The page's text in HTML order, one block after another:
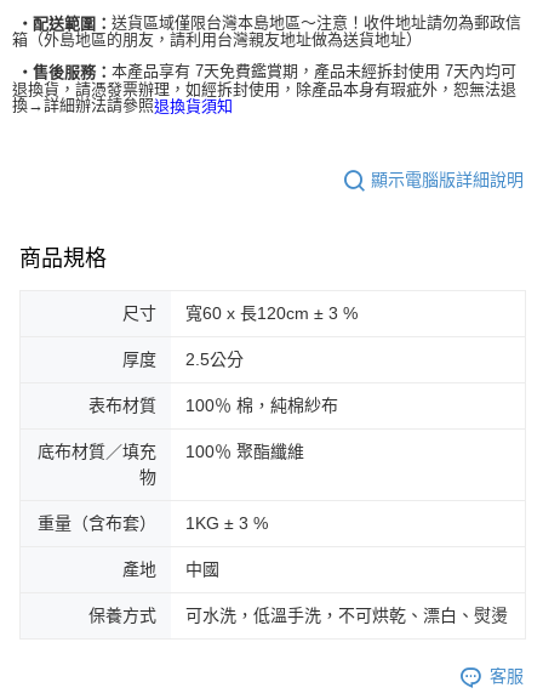
‧配送範圍： 送貨區域僅限台灣本島地區～注意！收件地址請勿為郵政信
箱（外島地區的朋友，請利用台灣親友地址做為送貨地址）
‧售後服務： 本產品享有 7天免費鑑賞期，產品未經拆封使用 7天內均可
退換貨，請憑發票辦理，如經拆封使用，除產品本身有瑕疵外，恕無法退
換→詳細辦法請參照退換貨須知
顯示電腦版詳細說明
商品規格
尺寸 寬60 x 長120cm ± 3 %
厚度 2.5公分
表布材質 100％ 棉，純棉紗布
底布材質／填充
物
100％ 聚酯纖維
重量（含布套） 1KG ± 3 %
產地 中國
保養方式 可水洗，低溫手洗，不可烘乾、漂白、熨燙
客服